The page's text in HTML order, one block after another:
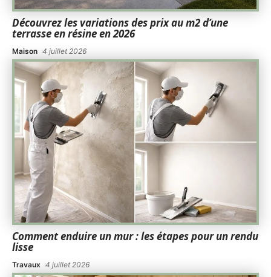
Découvrez les variations des prix au m2 d’une
terrasse en résine en 2026
Maison 4 juillet 2026
Comment enduire un mur : les étapes pour un rendu
lisse
Travaux 4 juillet 2026